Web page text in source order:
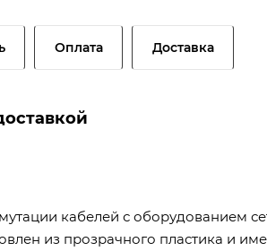
Оплата Доставка
кабелей с оборудованием
из прозрачного пластика и